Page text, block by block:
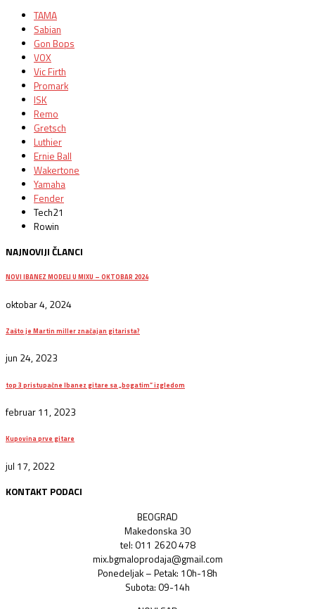
TAMA
Sabian
Gon Bops
VOX
Vic Firth
Promark
ISK
Remo
Gretsch
Luthier
Ernie Ball
Wakertone
Yamaha
Fender
Tech21
Rowin
NAJNOVIJI ČLANCI
NOVI IBANEZ MODELI U MIXU – OKTOBAR 2024
oktobar 4, 2024
Zašto je Martin miller značajan gitarista?
jun 24, 2023
top 3 pristupačne Ibanez gitare sa „bogatim“ izgledom
februar 11, 2023
Kupovina prve gitare
jul 17, 2022
KONTAKT PODACI
BEOGRAD
Makedonska 30
tel: 011 2620 478
mix.bgmaloprodaja@gmail.com
Ponedeljak – Petak: 10h-18h
Subota: 09-14h